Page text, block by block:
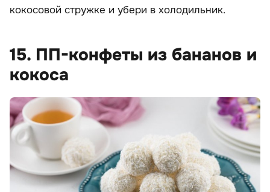
кокосовой стружке и убери в холодильник.
15. ПП-конфеты из бананов и
кокоса